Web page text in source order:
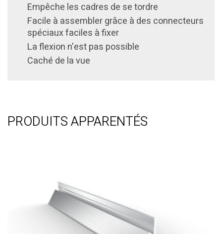
Empêche les cadres de se tordre
Facile à assembler grâce à des connecteurs
spéciaux faciles à fixer
La flexion n'est pas possible
Caché de la vue
PRODUITS APPARENTÉS